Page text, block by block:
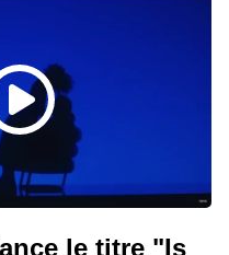
le titre "Is